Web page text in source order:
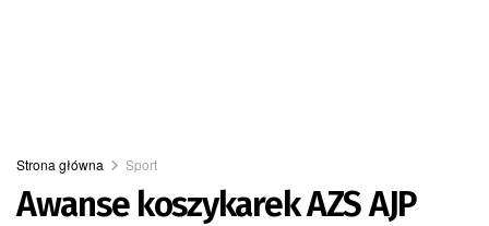
Strona główna Sport
Awanse koszykarek AZS AJP